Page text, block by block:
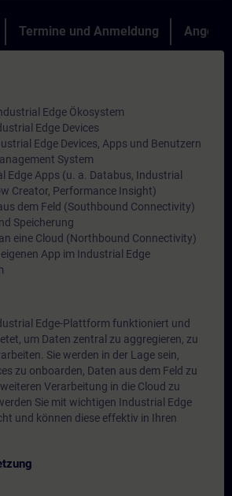
Termine und Anmeldung Angebot
Edge Ökosystem
Edge Devices
Edge Devices, Apps und Benutzern
System
Edge Apps (u. a. Databus, Industrial
Creator, Performance Insight)
dem Feld (Southbound Connectivity)
Speicherung
eine Cloud (Northbound Connectivity)
App im Industrial Edge
Edge-Plattform funktioniert und
um Daten zentral zu aggregieren, zu
Sie werden in der Lage sein,
zu onboarden, Daten aus dem Feld zu
Verarbeitung in die Cloud zu
Sie mit wichtigen Industrial Edge
und können diese effektiv in Ihren